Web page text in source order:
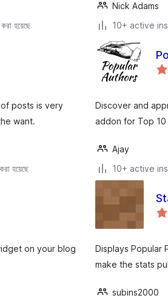
হয়েছে
Nick Adams
10+ active
posts is very
want.
হয়েছে
Discover and
addon for Top 10
Ajay
10+ active
on your blog
Displays Popular
make the stats
subins2000